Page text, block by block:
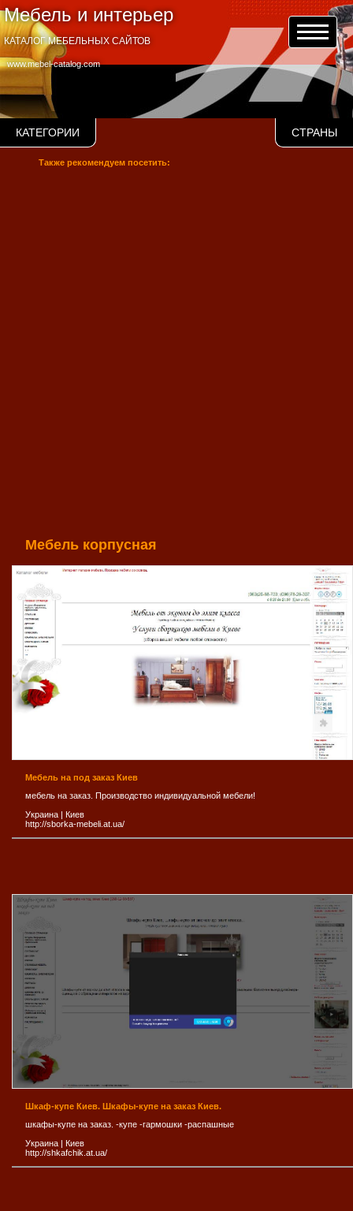
Мебель и интерьер
www.mebel-catalog.com
КАТАЛОГ МЕБЕЛЬНЫХ САЙТОВ
КАТЕГОРИИ СТРАНЫ
Также рекомендуем посетить:
Мебель корпусная
Мебель на под заказ Киев
мебель на заказ. Производство индивидуальной мебели!
Украина | Киев
http://sborka-mebeli.at.ua/
Шкаф-купе Киев. Шкафы-купе на заказ Киев.
шкафы-купе на заказ. -купе -гармошки -распашные
Украина | Киев
http://shkafchik.at.ua/